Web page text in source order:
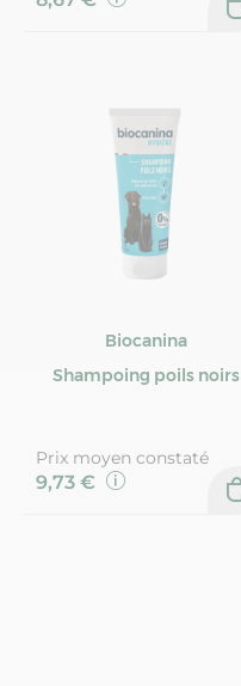
Biocanina
Shampoing poils noirs
Prix moyen constaté
9,73 €